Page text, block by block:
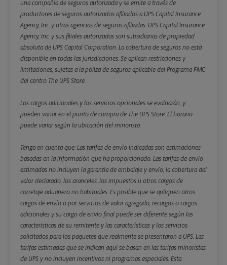
una compañía de seguros autorizada y se emite a través de
productores de seguros autorizados afiliados a UPS Capital Insurance
Agency, Inc. y otras agencias de seguros afiliadas. UPS Capital Insurance
Agency, Inc. y sus filiales autorizadas son subsidiarias de propiedad
absoluta de UPS Capital Corporation. La cobertura de seguros no está
disponible en todas las jurisdicciones. Se aplican restricciones y
limitaciones, sujetas a la póliza de seguros aplicable del Programa FMC
del centro The UPS Store.
Los cargos adicionales y los servicios opcionales se evaluarán, y
pueden variar en el punto de compra de The UPS Store. El horario
puede variar según la ubicación del minorista.
Tenga en cuenta que: Las tarifas de envío indicadas son estimaciones
basadas en la información que ha proporcionado. Las tarifas de envío
estimadas no incluyen la garantía de embalaje y envío, la cobertura del
valor declarado, los aranceles, los impuestos u otros cargos de
corretaje aduanero no habituales. Es posible que se apliquen otros
cargos de envío o por servicios de valor agregado, recargos o cargos
adicionales y su cargo de envío final puede ser diferente según las
características de su remitente y las características y los servicios
solicitados para los paquetes que realmente se presentaron a UPS. Las
tarifas estimadas que se indican aquí se basan en las tarifas minoristas
de UPS y no incluyen incentivos ni programas especiales. Esta